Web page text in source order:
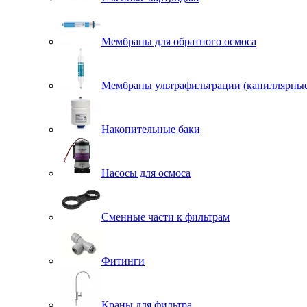
Мембраны для обратного осмоса
Мембраны ультрафильтрации
Накопительные баки
Насосы для осмоса
Сменные части к фильтрам
Фитинги
Краны для фильтра